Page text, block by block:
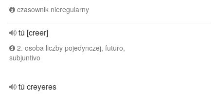
czasownik nieregularny
tú [creer]
2. osoba liczby pojedynczej, futuro,
subjuntivo
tú creyeres